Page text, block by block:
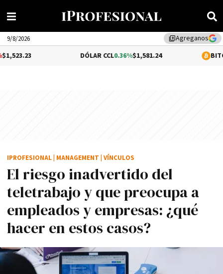
library_addAgreganos
9/8/2026
0.36%$1,581.24 1.02%
El riesgo inadvertido del
teletrabajo y que preocupa a
empleados y empresas: ¿qué
hacer en estos casos?
IPROFESIONAL MANAGEMENT VÍNCULOS